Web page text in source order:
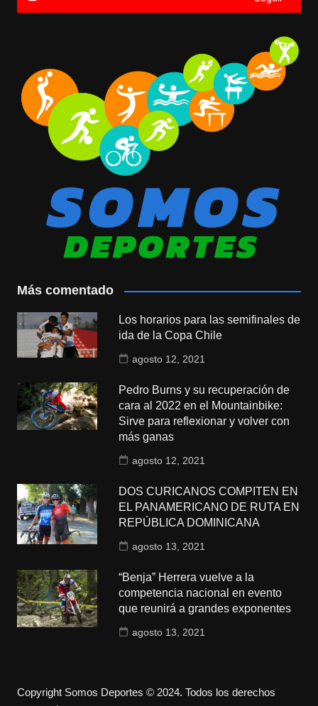
Más comentado
Los horarios para las semifinales de
ida de la Copa Chile
agosto 12, 2021
Pedro Burns y su recuperación de
cara al 2022 en el Mountainbike:
Sirve para reflexionar y volver con
más ganas
agosto 12, 2021
DOS CURICANOS COMPITEN EN
EL PANAMERICANO DE RUTA EN
REPÚBLICA DOMINICANA
agosto 13, 2021
“Benja” Herrera vuelve a la
competencia nacional en evento
que reunirá a grandes exponentes
agosto 13, 2021
Copyright Somos Deportes © 2024. Todos los derechos